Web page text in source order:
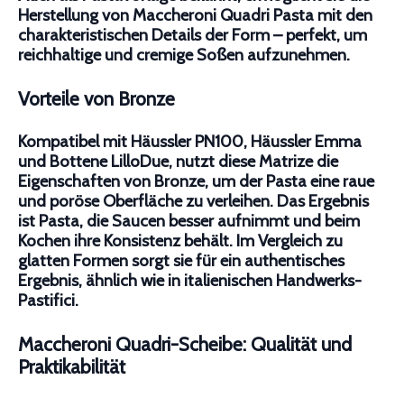
Herstellung von Maccheroni Quadri Pasta mit den
charakteristischen Details der Form – perfekt, um
reichhaltige und cremige Soßen aufzunehmen.
Vorteile von Bronze
Kompatibel mit Häussler PN100, Häussler Emma
und Bottene LilloDue, nutzt diese Matrize die
Eigenschaften von Bronze, um der Pasta eine raue
und poröse Oberfläche zu verleihen. Das Ergebnis
ist Pasta, die Saucen besser aufnimmt und beim
Kochen ihre Konsistenz behält. Im Vergleich zu
glatten Formen sorgt sie für ein authentisches
Ergebnis, ähnlich wie in italienischen Handwerks-
Pastifici.
Maccheroni Quadri-Scheibe: Qualität und
Praktikabilität